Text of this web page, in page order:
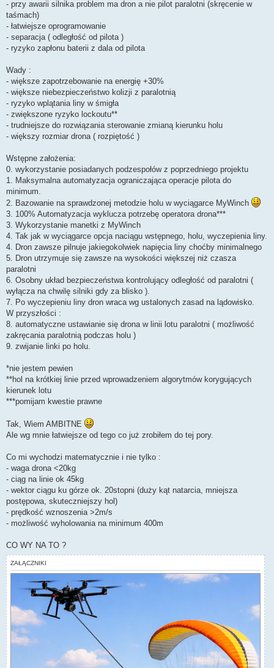
- przy awarii silnika problem ma dron a nie pilot paralotni (skręcenie w
taśmach)
- łatwiejsze oprogramowanie
- separacja ( odległość od pilota )
- ryzyko zapłonu baterii z dala od pilota
Wady :
- większe zapotrzebowanie na energię +30%
- większe niebezpieczeństwo kolizji z paralotnią
- ryzyko wplątania liny w śmigła
- zwiększone ryzyko lockoutu**
- trudniejsze do rozwiązania sterowanie zmianą kierunku holu
- większy rozmiar drona ( rozpiętość )
Wstępne założenia:
0. wykorzystanie posiadanych podzespołów z poprzedniego projektu
1. Maksymalna automatyzacja ograniczająca operacje pilota do
minimum.
2. Bazowanie na sprawdzonej metodzie holu w wyciągarce MyWinch
3. 100% Automatyzacja wyklucza potrzebę operatora drona***
3. Wykorzystanie manetki z MyWinch
4. Tak jak w wyciągarce opcja naciągu wstępnego, holu, wyczepienia liny.
4. Dron zawsze pilnuje jakiegokolwiek napięcia liny choćby minimalnego
5. Dron utrzymuje się zawsze na wysokości większej niż czasza
paralotni
6. Osobny układ bezpieczeństwa kontrolujący odległość od paralotni (
wyłącza na chwilę silniki gdy za blisko ).
7. Po wyczepieniu liny dron wraca wg ustalonych zasad na lądowisko.
W przyszłości :
8. automatyczne ustawianie się drona w linii lotu paralotni ( możliwość
zakręcania paralotnią podczas holu )
9. zwijanie linki po holu.
*nie jestem pewien
**hol na krótkiej linie przed wprowadzeniem algorytmów korygujących
kierunek lotu
***pomijam kwestie prawne
Tak, Wiem AMBITNE
Ale wg mnie łatwiejsze od tego co już zrobiłem do tej pory.
Co mi wychodzi matematycznie i nie tylko :
- waga drona <20kg
- ciąg na linie ok 45kg
- wektor ciągu ku górze ok. 20stopni (duży kąt natarcia, mniejsza
postępowa, skuteczniejszy hol)
- prędkość wznoszenia >2m/s
- możliwość wyholowania na minimum 400m
CO WY NA TO ?
ZAŁĄCZNIKI